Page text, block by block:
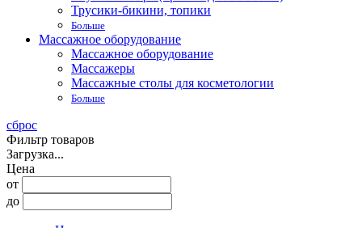
Трусики-бикини, топики
Больше
Массажное оборудование
Массажное оборудование
Массажеры
Массажные столы для косметологии
Больше
сброс
Фильтр товаров
Загрузка...
Цена
от
до